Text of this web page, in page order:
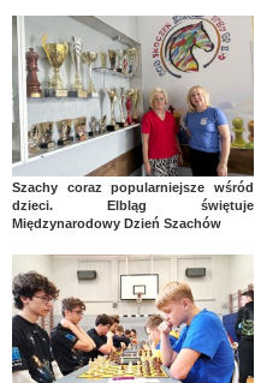
Szachy coraz popularniejsze wśród
dzieci. Elbląg świętuje
Międzynarodowy Dzień Szachów